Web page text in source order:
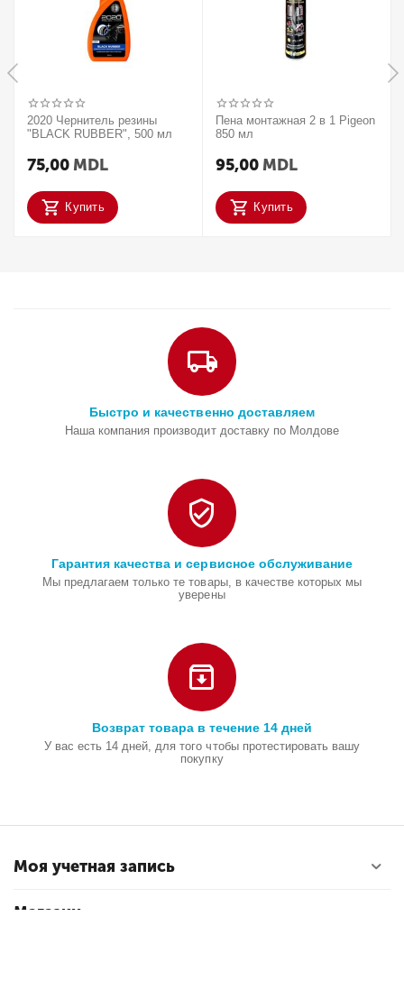
2020 Чернитель резины
"BLACK RUBBER", 500 мл
75,00 MDL
Купить
Пена монтажная 2 в 1 Pigeon
850 мл
95,00 MDL
Купить
Быстро и качественно доставляем
Наша компания производит доставку по Молдове
Гарантия качества и сервисное обслуживание
Мы предлагаем только те товары, в качестве которых мы
уверены
Возврат товара в течение 14 дней
У вас есть 14 дней, для того чтобы протестировать вашу
покупку
Моя учетная запись
Магазин